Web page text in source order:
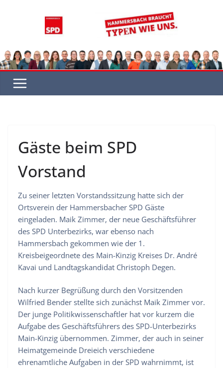
Gäste beim SPD
Vorstand
Zu seiner letzten Vorstandssitzung hatte sich der
Ortsverein der Hammersbacher SPD Gäste
eingeladen. Maik Zimmer, der neue Geschäftsführer
des SPD Unterbezirks, war ebenso nach
Hammersbach gekommen wie der 1.
Kreisbeigeordnete des Main-Kinzig Kreises Dr. André
Kavai und Landtagskandidat Christoph Degen.
Nach kurzer Begrüßung durch den Vorsitzenden
Wilfried Bender stellte sich zunächst Maik Zimmer vor.
Der junge Politikwissenschaftler hat vor kurzem die
Aufgabe des Geschäftsführers des SPD-Unterbezirks
Main-Kinzig übernommen. Zimmer, der auch in seiner
Heimatgemeinde Dreieich verschiedene
ehrenamtliche Aufgaben in der SPD wahrnimmt, ist